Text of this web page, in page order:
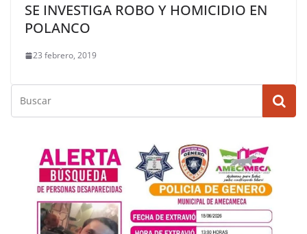
SE INVESTIGA ROBO Y HOMICIDIO EN
POLANCO
23 febrero, 2019